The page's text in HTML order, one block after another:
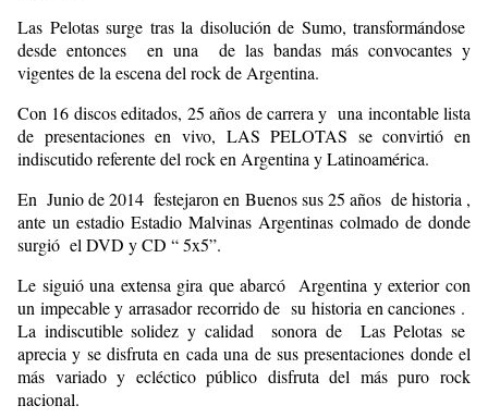
Las Pelotas surge tras la disolución de Sumo, transformándose
desde entonces en una de las bandas más convocantes y
vigentes de la escena del rock de Argentina.
Con 16 discos editados, 25 años de carrera y una incontable lista
de presentaciones en vivo, LAS PELOTAS se convirtió en
indiscutido referente del rock en Argentina y Latinoamérica.
En Junio de 2014 festejaron en Buenos sus 25 años de historia ,
ante un estadio Estadio Malvinas Argentinas colmado de donde
surgió el DVD y CD “ 5x5”.
Le siguió una extensa gira que abarcó Argentina y exterior con
un impecable y arrasador recorrido de su historia en canciones .
La indiscutible solidez y calidad sonora de Las Pelotas se
aprecia y se disfruta en cada una de sus presentaciones donde el
más variado y ecléctico público disfruta del más puro rock
nacional.